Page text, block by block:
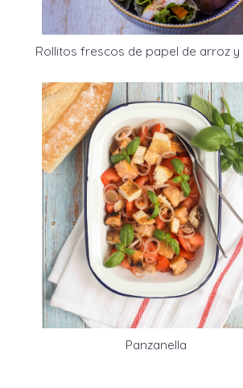
Panzanella